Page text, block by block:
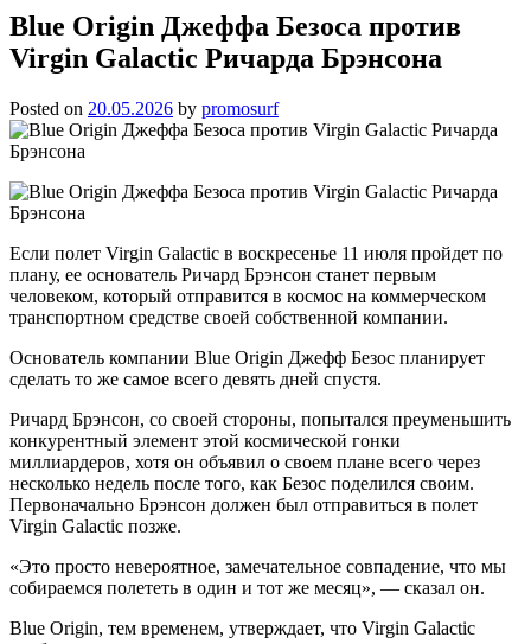
Blue Origin Джеффа Безоса против
Virgin Galactic Ричарда Брэнсона
Posted on 20.05.2026 by promosurf
Если полет Virgin Galactic в воскресенье 11 июля пройдет по
плану, ее основатель Ричард Брэнсон станет первым
человеком, который отправится в космос на коммерческом
транспортном средстве своей собственной компании.
Основатель компании Blue Origin Джефф Безос планирует
сделать то же самое всего девять дней спустя.
Ричард Брэнсон, со своей стороны, попытался преуменьшить
конкурентный элемент этой космической гонки
миллиардеров, хотя он объявил о своем плане всего через
несколько недель после того, как Безос поделился своим.
Первоначально Брэнсон должен был отправиться в полет
Virgin Galactic позже.
«Это просто невероятное, замечательное совпадение, что мы
собираемся полететь в один и тот же месяц», — сказал он.
Blue Origin, тем временем, утверждает, что Virgin Galactic